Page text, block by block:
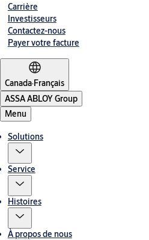
Carrière
Investisseurs
Contactez-nous
Payer votre facture
Canada·Français
ASSA ABLOY Group
Menu
Solutions
Service
Histoires
À propos de nous